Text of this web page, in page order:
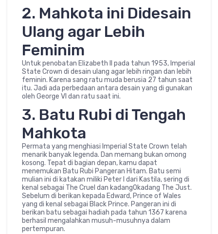
2. Mahkota ini Didesain
Ulang agar Lebih
Feminim
Untuk penobatan Elizabeth II pada tahun 1953, Imperial
State Crown di desain ulang agar lebih ringan dan lebih
feminin. Karena sang ratu muda berusia 27 tahun saat
itu. Jadi ada perbedaan antara desain yang di gunakan
oleh George VI dan ratu saat ini.
3. Batu Rubi di Tengah
Mahkota
Permata yang menghiasi Imperial State Crown telah
menarik banyak legenda. Dan memang bukan omong
kosong. Tepat di bagian depan, kamu dapat
menemukan Batu Rubi Pangeran Hitam. Batu semi
mulian ini di katakan miliki Peter I dari Kastila, sering di
kenal sebagai The Cruel dan kadang0kadang The Just.
Sebelum di berikan kepada Edward, Prince of Wales
yang di kenal sebagai Black Prince. Pangeran ini di
berikan batu sebagai hadiah pada tahun 1367 karena
berhasil mengalahkan musuh-musuhnya dalam
pertempuran.